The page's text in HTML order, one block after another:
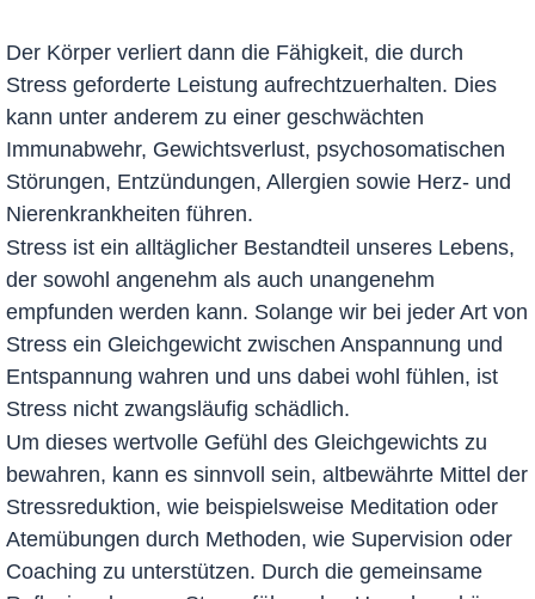
Der Körper verliert dann die Fähigkeit, die durch
Stress geforderte Leistung aufrechtzuerhalten. Dies
kann unter anderem zu einer geschwächten
Immunabwehr, Gewichtsverlust, psychosomatischen
Störungen, Entzündungen, Allergien sowie Herz- und
Nierenkrankheiten führen.
Stress ist ein alltäglicher Bestandteil unseres Lebens,
der sowohl angenehm als auch unangenehm
empfunden werden kann. Solange wir bei jeder Art von
Stress ein Gleichgewicht zwischen Anspannung und
Entspannung wahren und uns dabei wohl fühlen, ist
Stress nicht zwangsläufig schädlich.
Um dieses wertvolle Gefühl des Gleichgewichts zu
bewahren, kann es sinnvoll sein, altbewährte Mittel der
Stressreduktion, wie beispielsweise Meditation oder
Atemübungen durch Methoden, wie Supervision oder
Coaching zu unterstützen. Durch die gemeinsame